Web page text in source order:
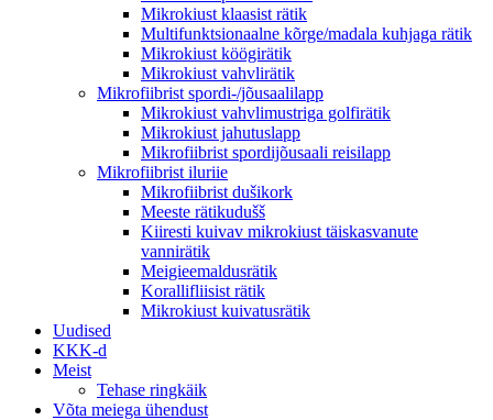
Mikrokiust klaasist rätik
Multifunktsionaalne kõrge/madala kuhjaga rätik
Mikrokiust köögirätik
Mikrokiust vahvlirätik
Mikrofiibrist spordi-/jõusaalilapp
Mikrokiust vahvlimustriga golfirätik
Mikrokiust jahutuslapp
Mikrofiibrist spordijõusaali reisilapp
Mikrofiibrist iluriie
Mikrofiibrist dušikork
Meeste rätikudušš
Kiiresti kuivav mikrokiust täiskasvanute
vannirätik
Meigieemaldusrätik
Korallifliisist rätik
Mikrokiust kuivatusrätik
Uudised
KKK-d
Meist
Tehase ringkäik
Võta meiega ühendust